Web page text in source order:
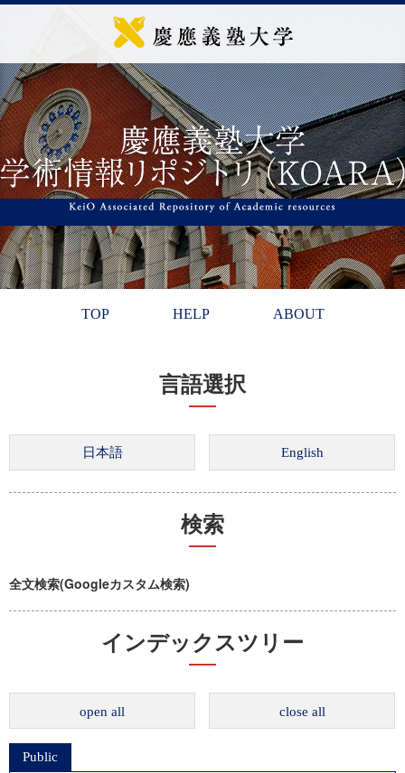
TOP HELP ABOUT
言語選択
検索
全文検索(Googleカスタム検索)
インデックスツリー
open all close all
Public